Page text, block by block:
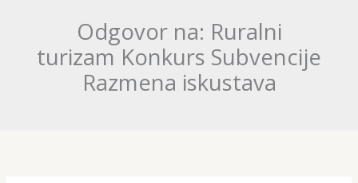
Odgovor na: Ruralni
turizam Konkurs Subvencije
Razmena iskustava